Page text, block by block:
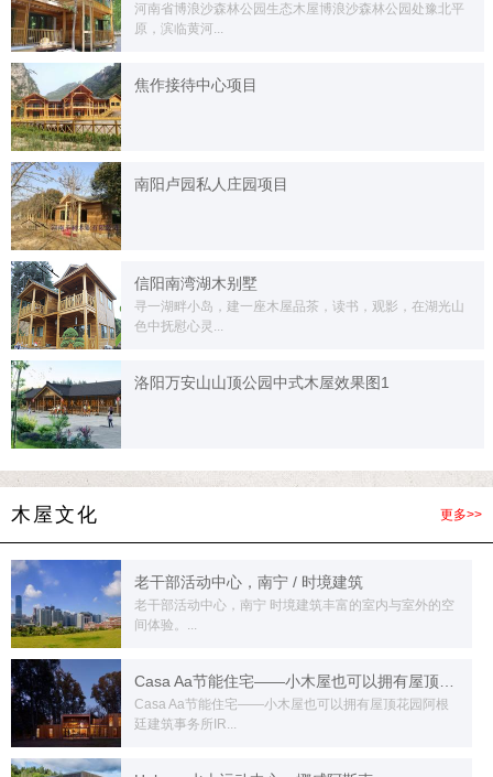
河南省博浪沙森林公园生态木屋博浪沙森林公园处豫北平
原，滨临黄河...
焦作接待中心项目
南阳卢园私人庄园项目
信阳南湾湖木别墅
寻一湖畔小岛，建一座木屋品茶，读书，观影，在湖光山
色中抚慰心灵...
洛阳万安山山顶公园中式木屋效果图1
木屋文化 更多>>
老干部活动中心，南宁 / 时境建筑
老干部活动中心，南宁 时境建筑丰富的室内与室外的空
间体验。...
Casa Aa节能住宅——小木屋也可以拥有屋顶花园阿根
廷建筑事务所IR...